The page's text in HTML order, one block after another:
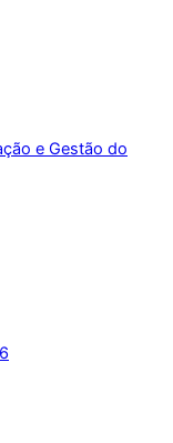
e Gestão do